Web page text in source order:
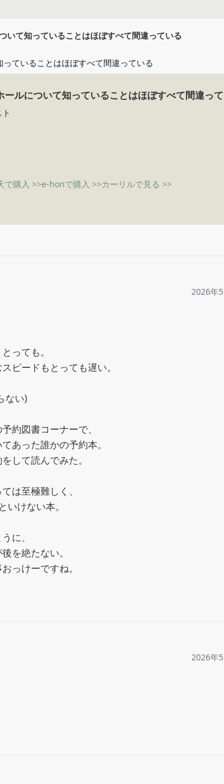
いて知っていることはほぼすべて間違っている
っていることはほぼすべて間違っている
ールについて知っていることはほぼすべて間違っ
で購入 >>e-honで購入 >>カーリルで見る >>
2026年
っても。
ピードもとっても遅い。
ない)
約図書コーナーで、
あった誰かの予約本。
して読んでみた。
は至極難しく、
けない本。
に、
を絶たない。
っけーですね。
2026年